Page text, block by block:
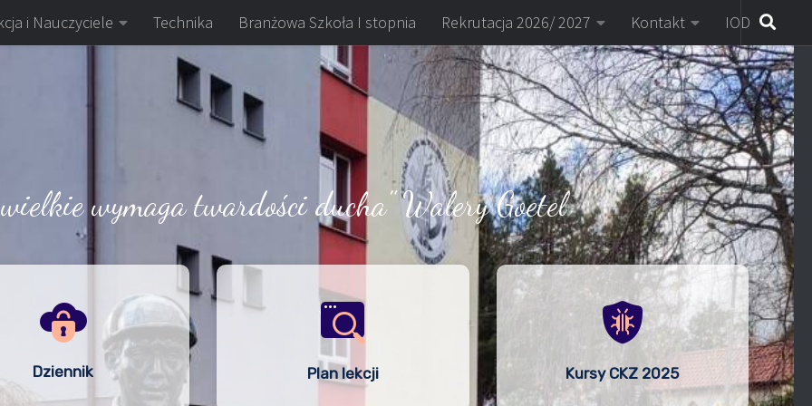
i Nauczyciele Technika Branżowa Szkoła I stopnia Rekrutacja 2026/ 2027 Kontakt IOD
wymaga twardości ducha" Walery Goetel
Dziennik Plan lekcji Kursy CKZ 2025